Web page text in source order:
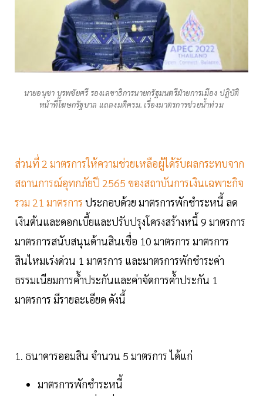
นายอนุชา บูรพชัยศรี รองเลขาธิการนายกรัฐมนตรีฝ่ายการเมือง ปฎิบัติ
หน้าที่โฆษกรัฐบาล แถลงมติครม. เรื่องมาตรการช่วยน้ำท่วม
ส่วนที่ 2 มาตรการให้ความช่วยเหลือผู้ได้รับผลกระทบจาก
สถานการณ์อุทกภัยปี 2565 ของสถาบันการเงินเฉพาะกิจ
รวม 21 มาตรการ ประกอบด้วย มาตรการพักชำระหนี้ ลด
เงินต้นและดอกเบี้ยและปรับปรุงโครงสร้างหนี้ 9 มาตรการ
มาตรการสนับสนุนด้านสินเชื่อ 10 มาตรการ มาตรการ
สินไหมเร่งด่วน 1 มาตรการ และมาตรการพักชำระค่า
ธรรมเนียมการค้ำประกันและค่าจัดการค้ำประกัน 1
มาตรการ มีรายละเอียด ดังนี้
1. ธนาคารออมสิน จำนวน 5 มาตรการ ได้แก่
มาตรการพักชำระหนี้